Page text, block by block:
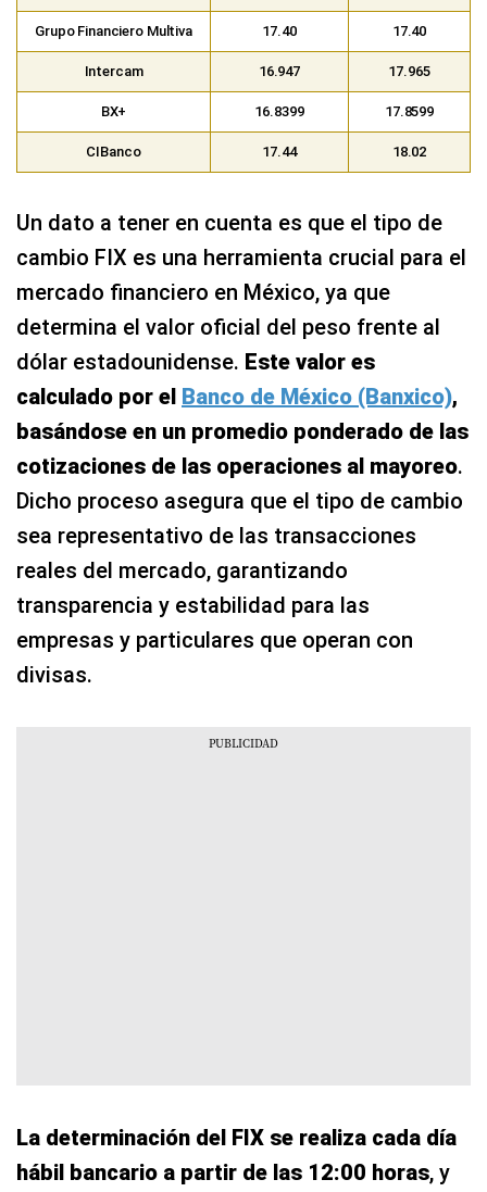
Grupo Financiero Multiva 17.40 17.40
Intercam 16.947 17.965
BX+ 16.8399 17.8599
CIBanco 17.44 18.02
Un dato a tener en cuenta es que el tipo de
cambio FIX es una herramienta crucial para el
mercado financiero en México, ya que
determina el valor oficial del peso frente al
dólar estadounidense. Este valor es
calculado por el Banco de México (Banxico),
basándose en un promedio ponderado de las
cotizaciones de las operaciones al mayoreo.
Dicho proceso asegura que el tipo de cambio
sea representativo de las transacciones
reales del mercado, garantizando
transparencia y estabilidad para las
empresas y particulares que operan con
divisas.
La determinación del FIX se realiza cada día
hábil bancario a partir de las 12:00 horas, y